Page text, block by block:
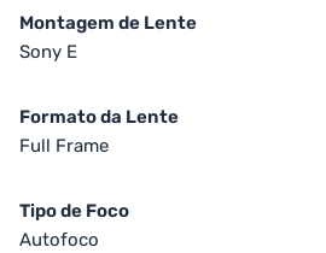
Montagem de Lente
Sony E
Formato da Lente
Full Frame
Tipo de Foco
Autofoco